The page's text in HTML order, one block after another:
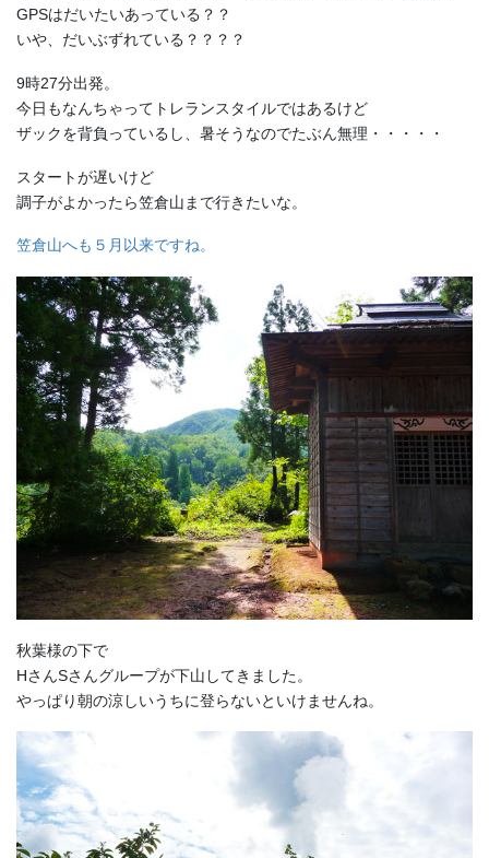
GPSはだいたいあっている？？
いや、だいぶずれている？？？？
9時27分出発。
今日もなんちゃってトレランスタイルではあるけど
ザックを背負っているし、暑そうなのでたぶん無理・・・・・
スタートが遅いけど
調子がよかったら笠倉山まで行きたいな。
笠倉山へも５月以来ですね。
秋葉様の下で
HさんSさんグループが下山してきました。
やっぱり朝の涼しいうちに登らないといけませんね。